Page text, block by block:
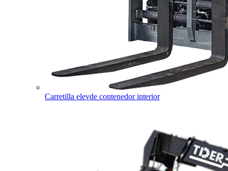
Carretilla elevde contenedor interior